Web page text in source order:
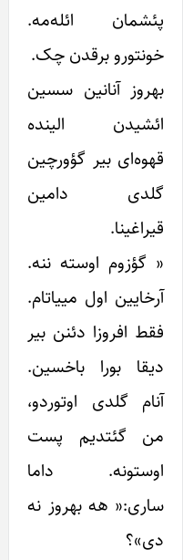
پئشمان ائله‌مه.
خونتورو برقدن چک.
بهروز آنانین سسین
ائشیدن الینده
قهوه‌ای بیر گؤورچین
گلدی دامین
قیراغینا.
« گؤزوم اوسته ننه.
آرخایین اول ‌مییاتام.
فقط افروزا دئنن بیر
دیقا بورا باخسین.
آنام گلدی اوتوردو‌،
من گئتدیم پست
اوستونه. داما
ساری:« هه بهروز نه
دی»؟